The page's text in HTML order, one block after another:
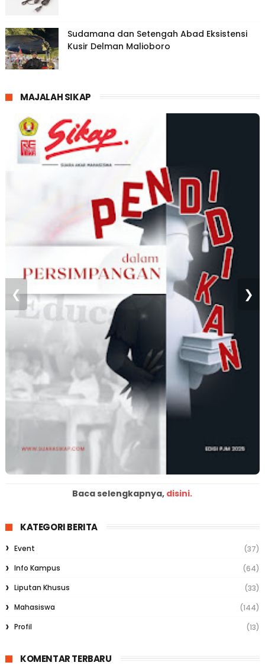
Sudamana dan Setengah Abad Eksistensi
Kusir Delman Malioboro
MAJALAH SIKAP
❮ ❯
Baca selengkapnya, disini.
KATEGORI BERITA
Event
(37)
Info Kampus
(64)
Liputan Khusus
(33)
Mahasiswa
(144)
Profil
(13)
KOMENTAR TERBARU